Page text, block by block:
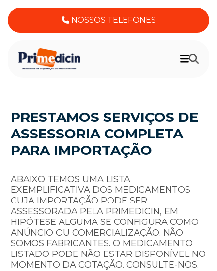
NOSSOS TELEFONES
PRESTAMOS SERVIÇOS DE
ASSESSORIA COMPLETA
PARA IMPORTAÇÃO
ABAIXO TEMOS UMA LISTA
EXEMPLIFICATIVA DOS MEDICAMENTOS
CUJA IMPORTAÇÃO PODE SER
ASSESSORADA PELA PRIMEDICIN, EM
HIPÓTESE ALGUMA SE CONFIGURA COMO
ANÚNCIO OU COMERCIALIZAÇÃO. NÃO
SOMOS FABRICANTES. O MEDICAMENTO
LISTADO PODE NÃO ESTAR DISPONÍVEL NO
MOMENTO DA COTAÇÃO. CONSULTE-NOS.